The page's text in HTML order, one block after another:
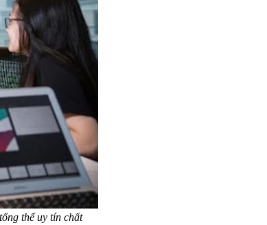
thể uy tín chất